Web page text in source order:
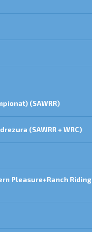
(SAWRR)
(SAWRR + WRC)
Pleasure+Ranch Riding